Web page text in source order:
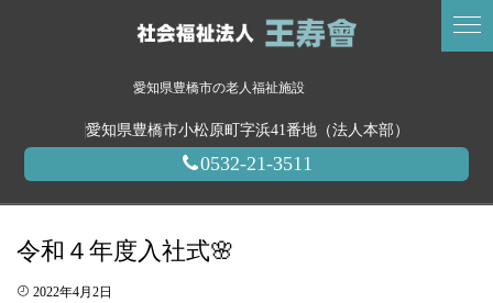
愛知県豊橋市の老人福祉施設
愛知県豊橋市小松原町字浜41番地（法人本部）
0532-21-3511
令和４年度入社式🌸
2022年4月2日